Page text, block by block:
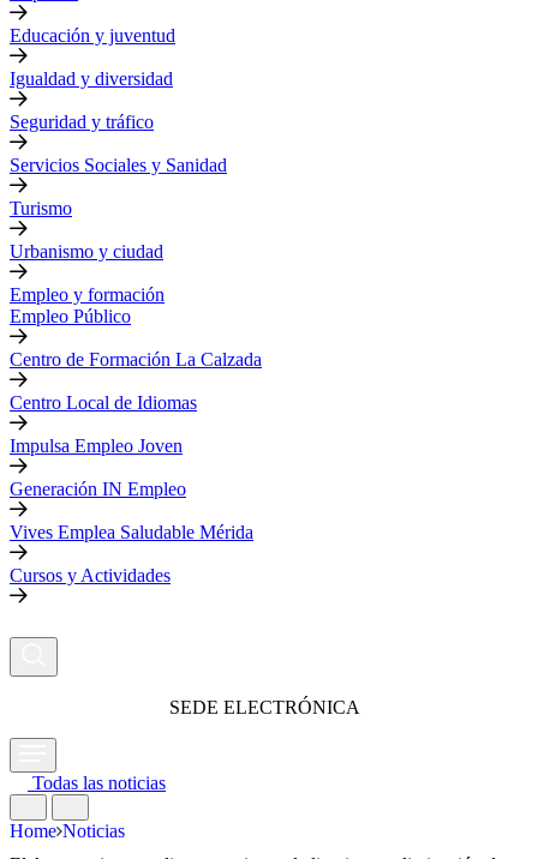
Educación y juventud
Igualdad y diversidad
Seguridad y tráfico
Servicios Sociales y Sanidad
Turismo
Urbanismo y ciudad
Empleo y formación
Empleo Público
Centro de Formación La Calzada
Centro Local de Idiomas
Impulsa Empleo Joven
Generación IN Empleo
Vives Emplea Saludable Mérida
Cursos y Actividades
SEDE ELECTRÓNICA
Todas las noticias
Home Noticias